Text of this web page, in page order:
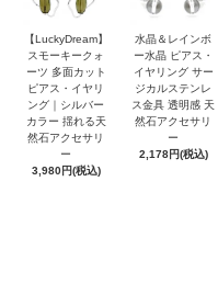
【LuckyDream】
スモーキークォ
ーツ 多面カット
ピアス・イヤリ
ング｜シルバー
カラー 揺れる天
然石アクセサリ
ー
3,980円(税込)
水晶＆レインボ
ー水晶 ピアス・
イヤリング サー
ジカルステンレ
ス金具 透明感 天
然石アクセサリ
ー
2,178円(税込)